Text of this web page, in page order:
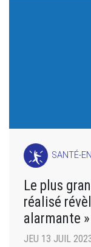
SANTÉ-
Le plus
réalisé
alarmante
JEU 13 JUIL